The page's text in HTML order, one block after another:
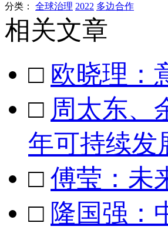
分类： 全球治理 2022 多边合作
相关文章
□ 欧晓理：
□ 周太东、
年可持续发
□ 傅莹：未
□ 隆国强：